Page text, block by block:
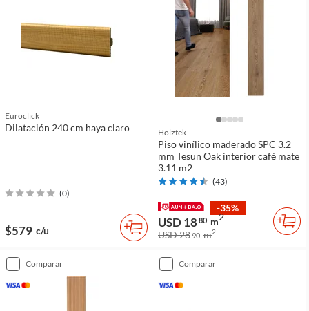
Euroclick
Dilatación 240 cm haya claro
(0)
$579 c/u
Holztek
Piso vinílico maderado SPC 3.2
mm Tesun Oak interior café mate
3.11 m2
(43)
-35%
USD 1880 m2
USD 2890 m2
comparar comparar